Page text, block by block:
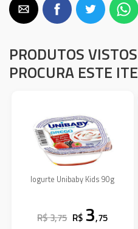
PRODUTOS
PROCURA ESTE
Iogurte Unibaby Kids 90g
R$ 3,75 R$ 3,75